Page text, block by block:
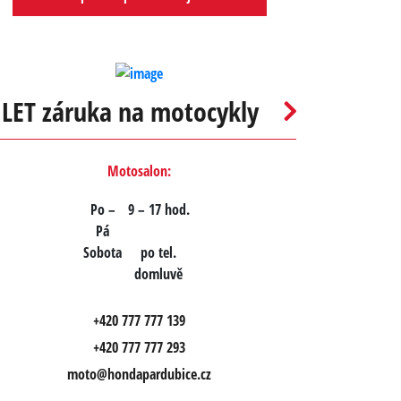
záruka na motocykly
Motosalon:
Po –
Pá
9 – 17 hod.
Sobota
po tel.
domluvě
+420 777 777 139
+420 777 777 293
moto@hondapardubice.cz